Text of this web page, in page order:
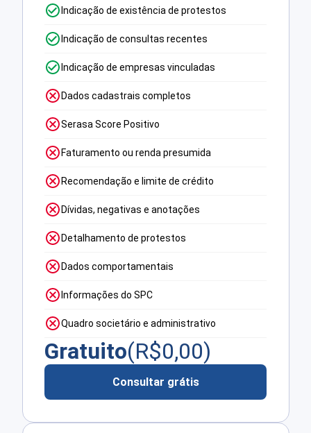
Indicação de existência de protestos
Indicação de consultas recentes
Indicação de empresas vinculadas
Dados cadastrais completos
Serasa Score Positivo
Faturamento ou renda presumida
Recomendação e limite de crédito
Dívidas, negativas e anotações
Detalhamento de protestos
Dados comportamentais
Informações do SPC
Quadro societário e administrativo
Gratuito(R$0,00)
Consultar grátis